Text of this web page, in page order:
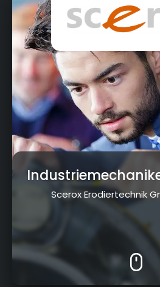
Scerox Erodiertechnik